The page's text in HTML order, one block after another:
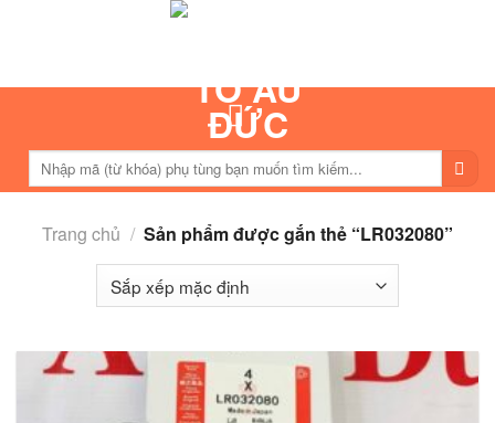
Tìm
kiếm:
Trang chủ / Sản phẩm được gắn thẻ “LR032080”